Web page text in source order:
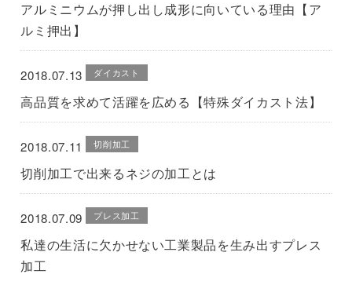
アルミニウムが押し出し成形に向いている理由【ア
ルミ押出】
2018.07.13 ダイカスト
高品質を求めて活躍を広める【特殊ダイカスト法】
2018.07.11 切削加工
切削加工で出来るネジの加工とは
2018.07.09 プレス加工
私達の生活に欠かせない工業製品を生み出すプレス
加工